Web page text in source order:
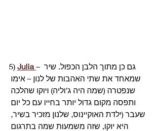
5) Julia – גם כן מתוך הלבן הכפול. שיר
שמאחד את שתי האהבות של לנון – אימו
שנפטרה (שמה היה ג’וליה) ויוקו שהלכה
ותפסה מקום גדול יותר בחייו עם כל יום
שעבר (ילדת האוקיינוס, שלנון מזכיר בשיר,
היא יוקו, שזה משמעות שמה בתרגום